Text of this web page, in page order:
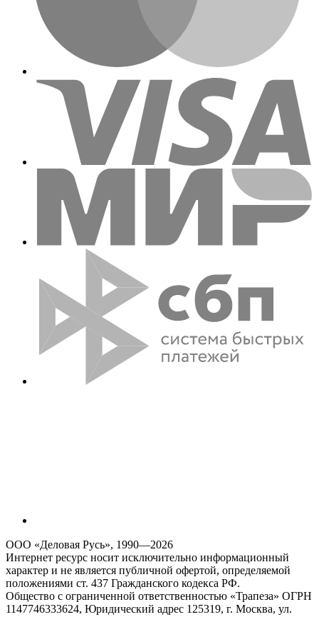
ООО «Деловая Русь», 1990—2026
Интернет ресурс носит исключительно информационный
характер и не является публичной офертой, определяемой
положениями ст. 437 Гражданского кодекса РФ.
Общество с ограниченной ответственностью «Трапеза» ОГРН
1147746333624, Юридический адрес 125319, г. Москва, ул.